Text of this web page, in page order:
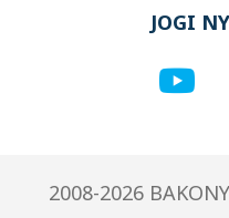
JOGI
2008-2026